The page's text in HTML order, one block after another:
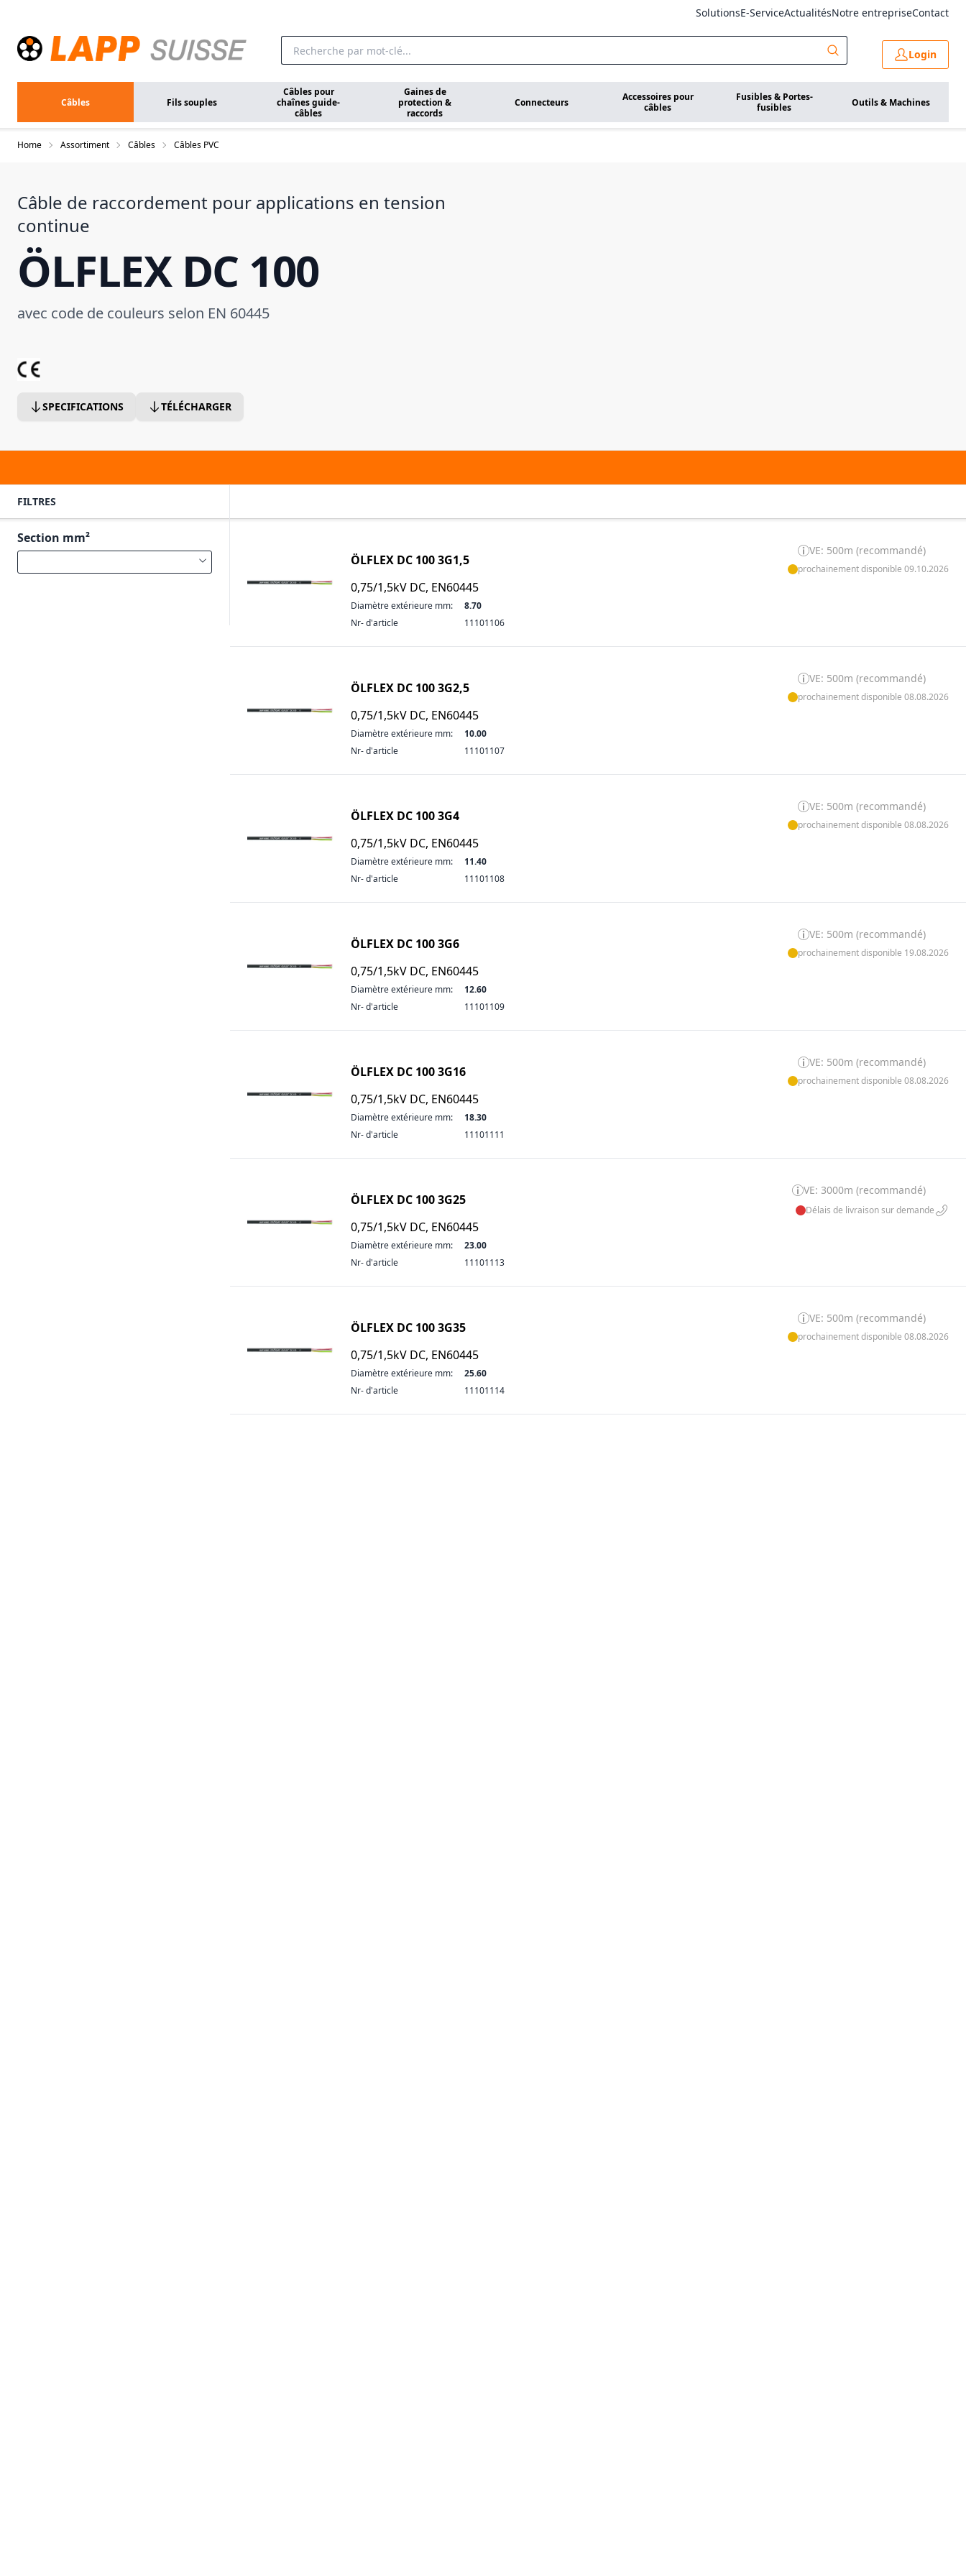
SolutionsE-ServiceActualitésNotre entrepriseContact
Login
Câbles Fils souples
Câbles pour
chaînes guide-
câbles
Gaines de
protection &
raccords
Connecteurs
Accessoires pour
câbles
Fusibles & Portes-
fusibles
Outils & Machines
Home Assortiment Câbles Câbles PVC
Câble de raccordement pour applications en tension
continue
ÖLFLEX DC 100
avec code de couleurs selon EN 60445
SPECIFICATIONS TÉLÉCHARGER
ÖLFLEX DC 100 3G1,5
0,75/1,5kV DC, EN60445
Diamètre extérieure mm:
8.70
Nr- d'article
11101106
VE: 500m (recommandé)
prochainement disponible 09.10.2026
ÖLFLEX DC 100 3G2,5
0,75/1,5kV DC, EN60445
Diamètre extérieure mm:
10.00
Nr- d'article
11101107
VE: 500m (recommandé)
prochainement disponible 08.08.2026
ÖLFLEX DC 100 3G4
0,75/1,5kV DC, EN60445
Diamètre extérieure mm:
11.40
Nr- d'article
11101108
VE: 500m (recommandé)
prochainement disponible 08.08.2026
ÖLFLEX DC 100 3G6
0,75/1,5kV DC, EN60445
Diamètre extérieure mm:
12.60
Nr- d'article
11101109
VE: 500m (recommandé)
prochainement disponible 19.08.2026
ÖLFLEX DC 100 3G16
0,75/1,5kV DC, EN60445
Diamètre extérieure mm:
18.30
Nr- d'article
11101111
VE: 500m (recommandé)
prochainement disponible 08.08.2026
ÖLFLEX DC 100 3G25
0,75/1,5kV DC, EN60445
Diamètre extérieure mm:
23.00
Nr- d'article
11101113
VE: 3000m (recommandé)
Délais de livraison sur demande
ÖLFLEX DC 100 3G35
0,75/1,5kV DC, EN60445
Diamètre extérieure mm:
25.60
Nr- d'article
11101114
VE: 500m (recommandé)
prochainement disponible 08.08.2026
FILTRES
Section mm²